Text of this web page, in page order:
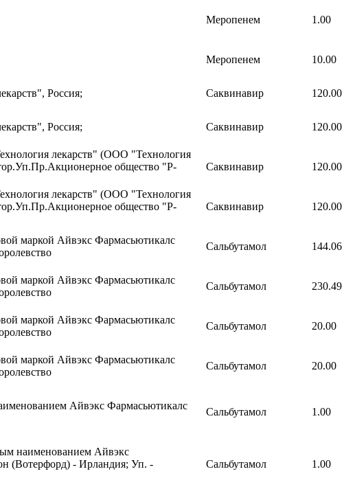
Меропенем 1.00
Меропенем 10.00
Россия; Саквинавир 120.00
Россия; Саквинавир 120.00
лекарств" (ООО "Технология
общество "Р-
Саквинавир 120.00
лекарств" (ООО "Технология
общество "Р-
Саквинавир 120.00
маркой Айвэкс Фармасьютикалс
Сальбутамол 144.06
маркой Айвэкс Фармасьютикалс
Сальбутамол 230.49
маркой Айвэкс Фармасьютикалс
Сальбутамол 20.00
маркой Айвэкс Фармасьютикалс
Сальбутамол 20.00
Айвэкс Фармасьютикалс
Сальбутамол 1.00
наименованием Айвэкс
(Вотерфорд) - Ирландия; Уп. -
Сальбутамол 1.00